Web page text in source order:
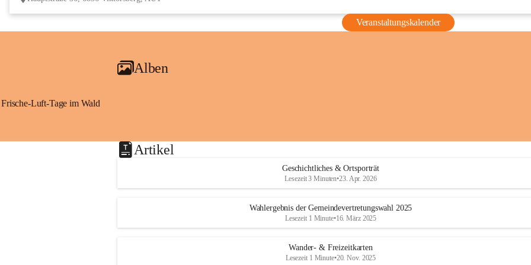
Veranstaltungskalender
Alben
Frische-Luft-Tage im Wald
Artikel
Geschichtliches & Ortsporträt
Lesezeit 3 Minuten•23. Apr. 2026
Wahlergebnis der Gemeindevertretungswahl 2025
Lesezeit 1 Minute•16. März 2025
Wander- & Freizeitkarten
Lesezeit 1 Minute•20. Nov. 2025